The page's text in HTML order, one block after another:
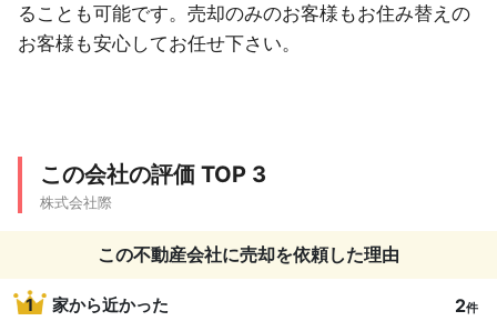
ることも可能です。売却のみのお客様もお住み替えの
お客様も安心してお任せ下さい。
この会社の評価 TOP 3
株式会社際
この不動産会社に売却を依頼した理由
1 家から近かった 2件